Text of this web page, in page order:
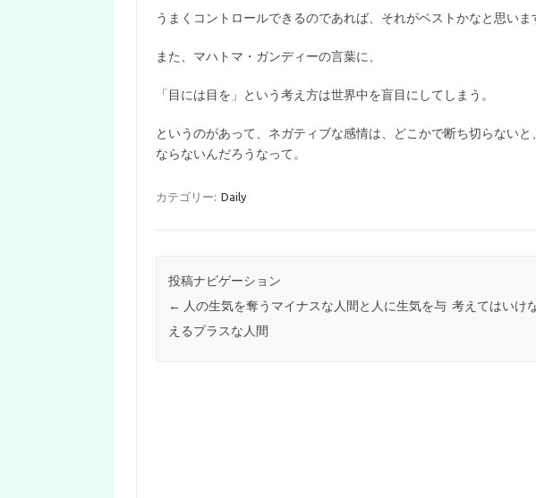
うまくコントロールできるのであれば、それがベストかなと思いま
また、マハトマ・ガンディーの言葉に、
「目には目を」という考え方は世界中を盲目にしてしまう。
というのがあって、ネガティブな感情は、どこかで断ち切らない
ならないんだろうなって。
カテゴリー: Daily
投稿ナビゲーション
← 人の生気を奪うマイナスな人間と人に生気を与
えるプラスな人間
考えてはいけ